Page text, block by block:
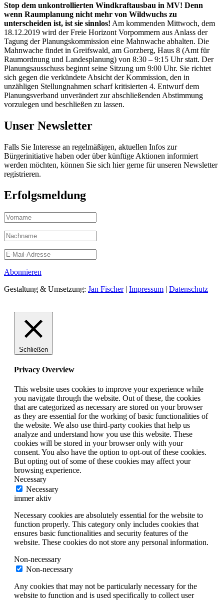
Stop dem unkontrollierten Windkraftausbau in MV! Denn
wenn Raumplanung nicht mehr von Wildwuchs zu
unterscheiden ist, ist sie sinnlos! Am kommenden Mittwoch, dem
18.12.2019 wird der Freie Horizont Vorpommern aus Anlass der
Tagung der Planungskommission eine Mahnwache abhalten. Die
Mahnwache findet in Greifswald, am Gorzberg, Haus 8 (Amt für
Raumordnung und Landesplanung) von 8:30 – 9:15 Uhr statt. Der
Planungsausschuss beginnt seine Sitzung um 9:00 Uhr. Sie richtet
sich gegen die verkündete Absicht der Kommission, den in
unzähligen Stellungnahmen scharf kritisierten 4. Entwurf dem
Planungsverband unverändert zur abschließenden Abstimmung
vorzulegen und beschließen zu lassen.
Unser Newsletter
Falls Sie Interesse an regelmäßigen, aktuellen Infos zur
Bürgerinitiative haben oder über künftige Aktionen informiert
werden möchten, können Sie sich hier gerne für unseren Newsletter
registrieren.
Erfolgsmeldung
Abonnieren
Gestaltung & Umsetzung: Jan Fischer| Impressum | Datenschutz
Schließen
Privacy Overview
This website uses cookies to improve your experience while
you navigate through the website. Out of these, the cookies
that are categorized as necessary are stored on your browser
as they are essential for the working of basic functionalities of
the website. We also use third-party cookies that help us
analyze and understand how you use this website. These
cookies will be stored in your browser only with your
consent. You also have the option to opt-out of these cookies.
But opting out of some of these cookies may affect your
browsing experience.
Necessary
Necessary
immer aktiv
Necessary cookies are absolutely essential for the website to
function properly. This category only includes cookies that
ensures basic functionalities and security features of the
website. These cookies do not store any personal information.
Non-necessary
Non-necessary
Any cookies that may not be particularly necessary for the
website to function and is used specifically to collect user